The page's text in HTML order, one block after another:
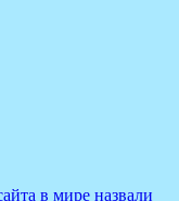
в мире назвали